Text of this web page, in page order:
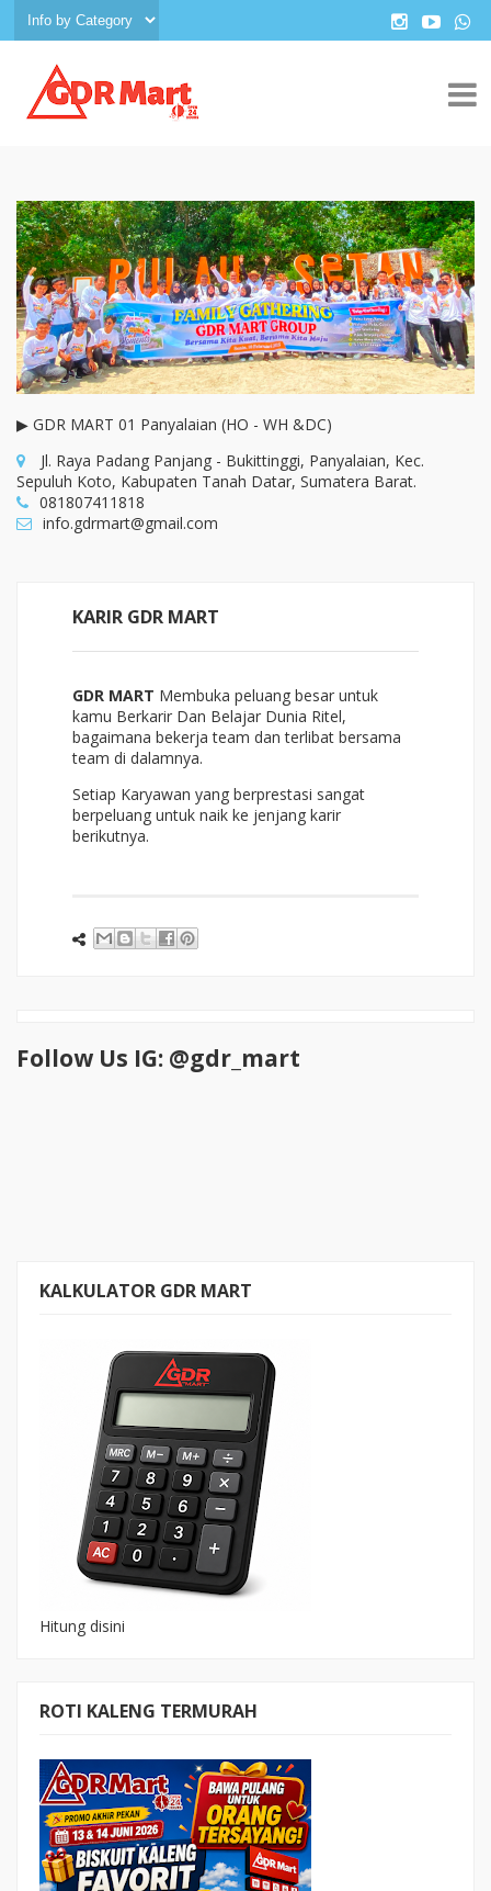
▶ GDR MART 01 Panyalaian (HO - WH &DC)
Jl. Raya Padang Panjang - Bukittinggi, Panyalaian, Kec.
Sepuluh Koto, Kabupaten Tanah Datar, Sumatera Barat.
081807411818
info.gdrmart@gmail.com
KARIR GDR MART
GDR MART Membuka peluang besar untuk
kamu Berkarir Dan Belajar Dunia Ritel,
bagaimana bekerja team dan terlibat bersama
team di dalamnya.
Setiap Karyawan yang berprestasi sangat
berpeluang untuk naik ke jenjang karir
berikutnya.
Follow Us IG: @gdr_mart
KALKULATOR GDR MART
Hitung disini
ROTI KALENG TERMURAH